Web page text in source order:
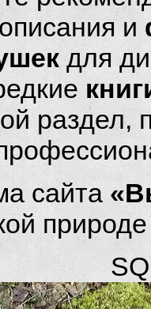
и
для
сайта